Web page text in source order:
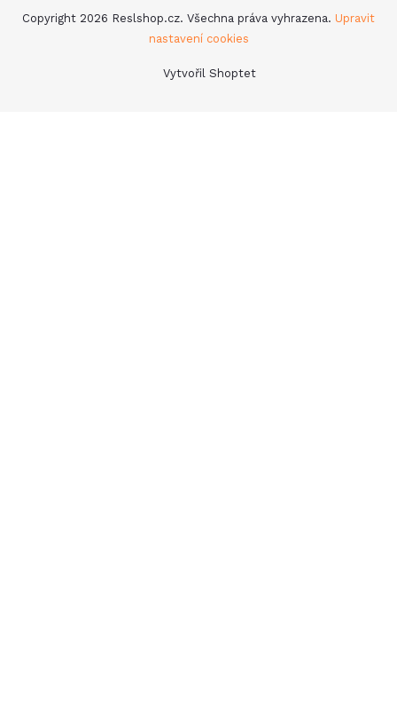
Vytvořil Shoptet
Copyright 2026 Reslshop.cz. Všechna práva vyhrazena. Upravit
nastavení cookies